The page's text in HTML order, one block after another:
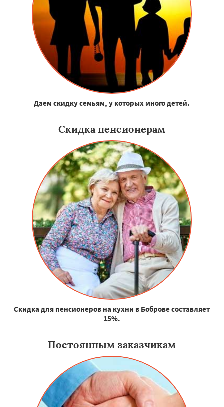
Даем скидку семьям, у которых много детей.
Скидка пенсионерам
Скидка для пенсионеров на кухни в Боброве составляет
15%.
Постоянным заказчикам